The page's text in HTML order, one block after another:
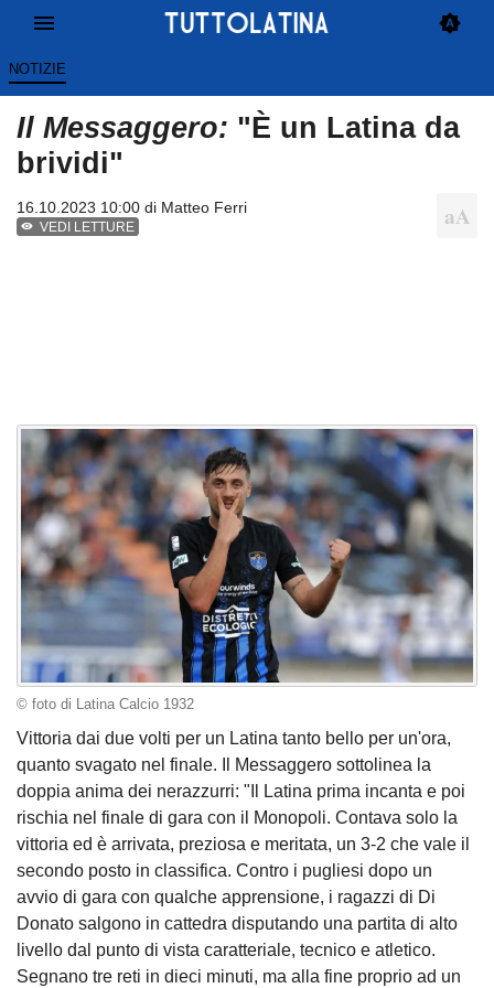
NOTIZIE
Il Messaggero: "È un Latina da
brividi"
16.10.2023 10:00 di Matteo Ferri
VEDI LETTURE
© foto di Latina Calcio 1932
Vittoria dai due volti per un Latina tanto bello per un'ora,
quanto svagato nel finale. Il Messaggero sottolinea la
doppia anima dei nerazzurri: "Il Latina prima incanta e poi
rischia nel finale di gara con il Monopoli. Contava solo la
vittoria ed è arrivata, preziosa e meritata, un 3-2 che vale il
secondo posto in classifica. Contro i pugliesi dopo un
avvio di gara con qualche apprensione, i ragazzi di Di
Donato salgono in cattedra disputando una partita di alto
livello dal punto di vista caratteriale, tecnico e atletico.
Segnano tre reti in dieci minuti, ma alla fine proprio ad un